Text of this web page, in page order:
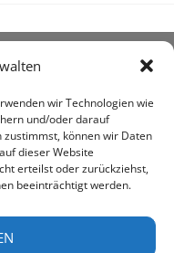
wir Technologien wie
und/oder darauf
zustimmst, können wir Daten
dieser Website
erteilst oder zurückziehst,
beeinträchtigt werden.
geht.